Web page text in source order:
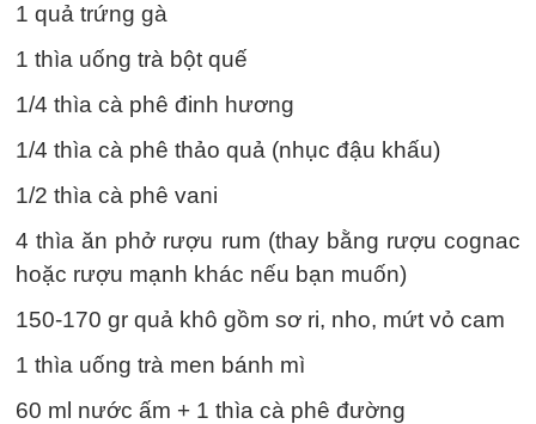
1 quả trứng gà
1 thìa uống trà bột quế
1/4 thìa cà phê đinh hương
1/4 thìa cà phê thảo quả (nhục đậu khấu)
1/2 thìa cà phê vani
4 thìa ăn phở rượu rum (thay bằng rượu cognac
hoặc rượu mạnh khác nếu bạn muốn)
150-170 gr quả khô gồm sơ ri, nho, mứt vỏ cam
1 thìa uống trà men bánh mì
60 ml nước ấm + 1 thìa cà phê đường